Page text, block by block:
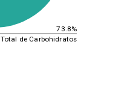
73.8%
Total de Carbohidratos